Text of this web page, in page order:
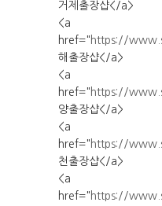
거제출장샵</a>
<a
href=" https://
해출장샵</a>
<a
href=" https://
양출장샵</a>
<a
href=" https://
천출장샵</a>
<a
href=" https://